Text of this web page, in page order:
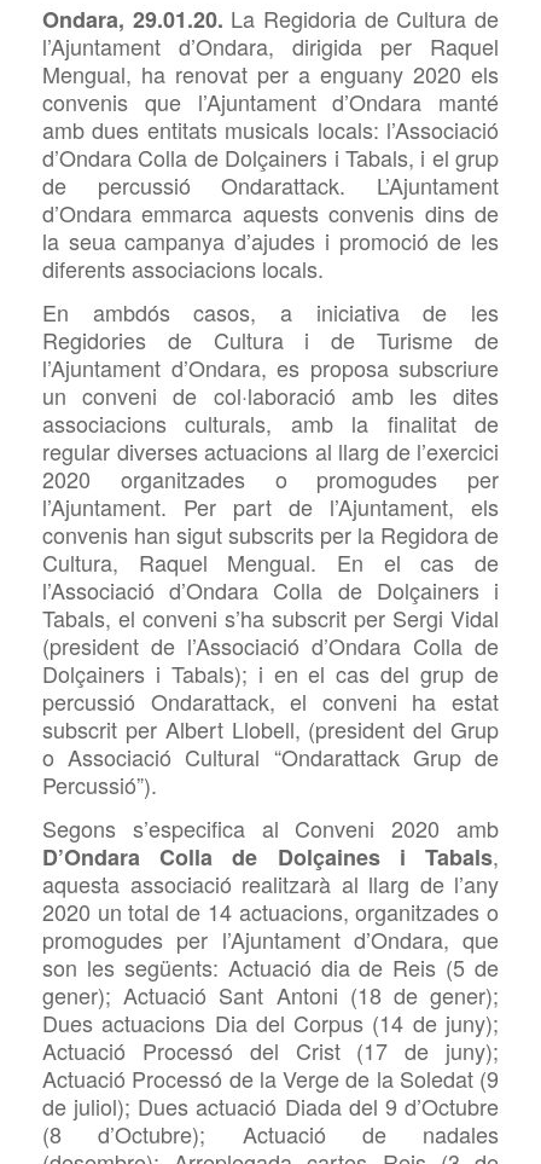
Ondara, 29.01.20. La Regidoria de Cultura de
l’Ajuntament d’Ondara, dirigida per Raquel
Mengual, ha renovat per a enguany 2020 els
convenis que l’Ajuntament d’Ondara manté
amb dues entitats musicals locals: l’Associació
d’Ondara Colla de Dolçainers i Tabals, i el grup
de percussió Ondarattack. L’Ajuntament
d’Ondara emmarca aquests convenis dins de
la seua campanya d’ajudes i promoció de les
diferents associacions locals.
En ambdós casos, a iniciativa de les
Regidories de Cultura i de Turisme de
l’Ajuntament d’Ondara, es proposa subscriure
un conveni de col·laboració amb les dites
associacions culturals, amb la finalitat de
regular diverses actuacions al llarg de l’exercici
2020 organitzades o promogudes per
l’Ajuntament. Per part de l’Ajuntament, els
convenis han sigut subscrits per la Regidora de
Cultura, Raquel Mengual. En el cas de
l’Associació d’Ondara Colla de Dolçainers i
Tabals, el conveni s’ha subscrit per Sergi Vidal
(president de l’Associació d’Ondara Colla de
Dolçainers i Tabals); i en el cas del grup de
percussió Ondarattack, el conveni ha estat
subscrit per Albert Llobell, (president del Grup
o Associació Cultural “Ondarattack Grup de
Percussió”).
Segons s’especifica al Conveni 2020 amb
D’Ondara Colla de Dolçaines i Tabals,
aquesta associació realitzarà al llarg de l’any
2020 un total de 14 actuacions, organitzades o
promogudes per l’Ajuntament d’Ondara, que
son les següents: Actuació dia de Reis (5 de
gener); Actuació Sant Antoni (18 de gener);
Dues actuacions Dia del Corpus (14 de juny);
Actuació Processó del Crist (17 de juny);
Actuació Processó de la Verge de la Soledat (9
de juliol); Dues actuació Diada del 9 d’Octubre
(8 d’Octubre); Actuació de nadales